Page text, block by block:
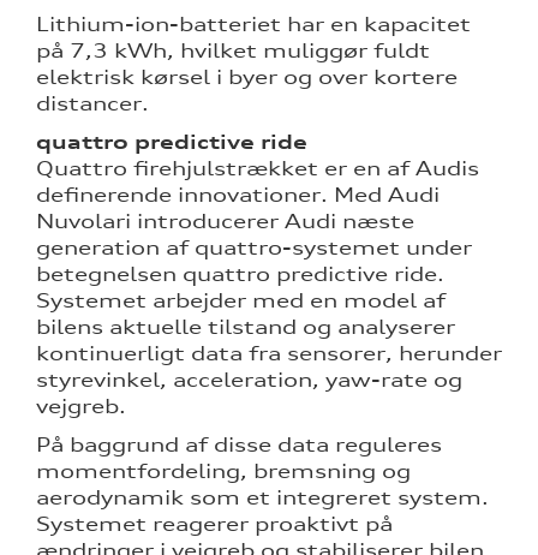
Lithium-ion-batteriet har en kapacitet
på 7,3 kWh, hvilket muliggør fuldt
elektrisk kørsel i byer og over kortere
distancer.
quattro predictive ride
Quattro firehjulstrækket er en af Audis
definerende innovationer. Med Audi
Nuvolari introducerer Audi næste
generation af quattro-systemet under
betegnelsen quattro predictive ride.
Systemet arbejder med en model af
bilens aktuelle tilstand og analyserer
kontinuerligt data fra sensorer, herunder
styrevinkel, acceleration, yaw-rate og
vejgreb.
På baggrund af disse data reguleres
momentfordeling, bremsning og
aerodynamik som et integreret system.
Systemet reagerer proaktivt på